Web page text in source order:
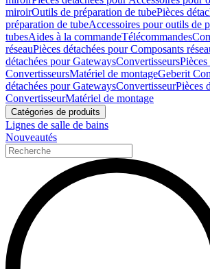
miroirOutils de préparation de tubePièces
préparation de tubeAccessoires pour outils de
tubesAides à la commandeTélécommandes
réseauPièces détachées pour Composants
détachées pour GatewaysConvertisseurs
ConvertisseursMatériel de montageGeberit
détachées pour GatewaysConvertisseurPièces
ConvertisseurMatériel de montage
Catégories de produits
Lignes de salle de bains
Nouveautés